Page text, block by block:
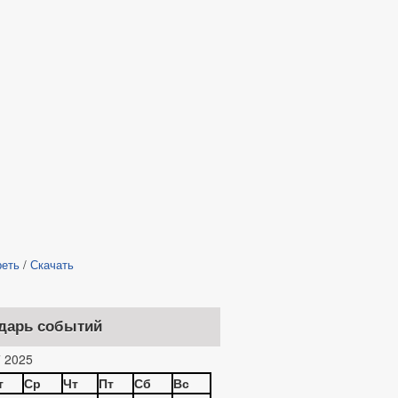
/ Скачать
событий
Ср Чт Пт Сб Вс